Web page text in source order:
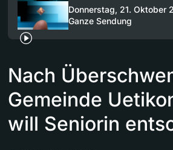
Donnerstag, 21. Oktober
Ganze Sendung
Nach
Gemeinde
will Seniorin